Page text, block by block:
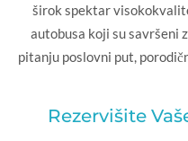
širok spektar
autobusa koji su savršeni
pitanju poslovni put,
Rezervišite